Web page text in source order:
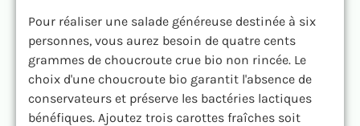
Pour réaliser une salade généreuse destinée à six
personnes, vous aurez besoin de quatre cents
grammes de choucroute crue bio non rincée. Le
choix d'une choucroute bio garantit l'absence de
conservateurs et préserve les bactéries lactiques
bénéfiques. Ajoutez trois carottes fraîches soit